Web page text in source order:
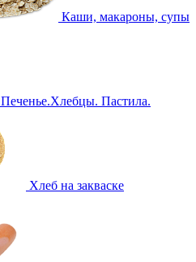
Каши, макароны, супы
Печенье.Хлебцы. Пастила.
Хлеб на закваске